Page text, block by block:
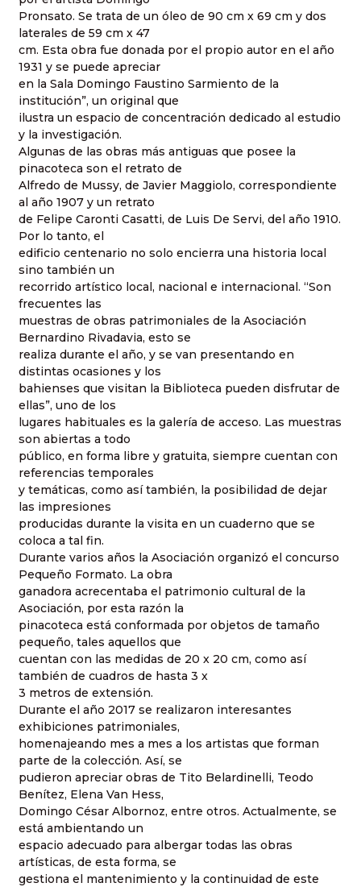
Pronsato. Se trata de un óleo de 90 cm x 69 cm y dos
laterales de 59 cm x 47
cm. Esta obra fue donada por el propio autor en el año
1931 y se puede apreciar
en la Sala Domingo Faustino Sarmiento de la
institución”, un original que
ilustra un espacio de concentración dedicado al estudio
y la investigación.
Algunas de las obras más antiguas que posee la
pinacoteca son el retrato de
Alfredo de Mussy, de Javier Maggiolo, correspondiente
al año 1907 y un retrato
de Felipe Caronti Casatti, de Luis De Servi, del año 1910.
Por lo tanto, el
edificio centenario no solo encierra una historia local
sino también un
recorrido artístico local, nacional e internacional. “Son
frecuentes las
muestras de obras patrimoniales de la Asociación
Bernardino Rivadavia, esto se
realiza durante el año, y se van presentando en
distintas ocasiones y los
bahienses que visitan la Biblioteca pueden disfrutar de
ellas”, uno de los
lugares habituales es la galería de acceso. Las muestras
son abiertas a todo
público, en forma libre y gratuita, siempre cuentan con
referencias temporales
y temáticas, como así también, la posibilidad de dejar
las impresiones
producidas durante la visita en un cuaderno que se
coloca a tal fin.
Durante varios años la Asociación organizó el concurso
Pequeño Formato. La obra
ganadora acrecentaba el patrimonio cultural de la
Asociación, por esta razón la
pinacoteca está conformada por objetos de tamaño
pequeño, tales aquellos que
cuentan con las medidas de 20 x 20 cm, como así
también de cuadros de hasta 3 x
3 metros de extensión.
Durante el año 2017 se realizaron interesantes
exhibiciones patrimoniales,
homenajeando mes a mes a los artistas que forman
parte de la colección. Así, se
pudieron apreciar obras de Tito Belardinelli, Teodo
Benítez, Elena Van Hess,
Domingo César Albornoz, entre otros. Actualmente, se
está ambientando un
espacio adecuado para albergar todas las obras
artísticas, de esta forma, se
gestiona el mantenimiento y la continuidad de este